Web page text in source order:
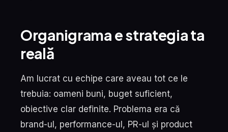
Organigrama e strategia ta
reală
Am lucrat cu echipe care aveau tot ce le
trebuia: oameni buni, buget suficient,
obiective clar definite. Problema era că
brand-ul, performance-ul, PR-ul și product